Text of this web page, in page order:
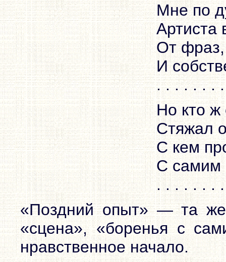
Мне по
Артиста
От фраз,
И
. . . . . . .
Но кто ж
Стяжал
С кем
С самим
. . . . . . .
«Поздний опыт» — та
«сцена», «боренья с
нравственное начало.